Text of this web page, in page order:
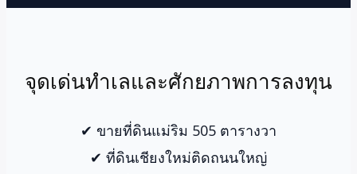
จุดเด่นทำเลและศักยภาพการลงทุน
✔ ขายที่ดินแม่ริม 505 ตารางวา
✔ ที่ดินเชียงใหม่ติดถนนใหญ่